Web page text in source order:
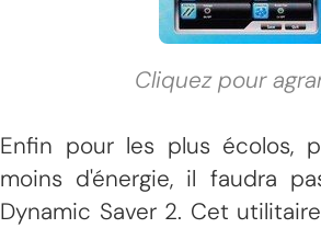
Cliquez pour
Enfin pour les plus écolos,
moins d'énergie, il faudra
Dynamic Saver 2. Cet